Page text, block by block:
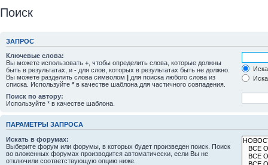
Поиск
ЗАПРОС
Ключевые слова:
Вы можете использовать + , чтобы определить слова, которые должны
быть в результатах, и - для слов, которых в результатах быть не должно.
Вы можете разделить слова символом | для поиска любого слова из
списка. Используйте * в качестве шаблона для частичного совпадения.
Поиск по автору:
Используйте * в качестве шаблона.
ПАРАМЕТРЫ ЗАПРОСА
Искать в форумах:
Выберите форум или форумы, в которых будет произведен поиск. Поиск
во вложенных форумах производится автоматически, если Вы не
отключили соответствующую опцию ниже.